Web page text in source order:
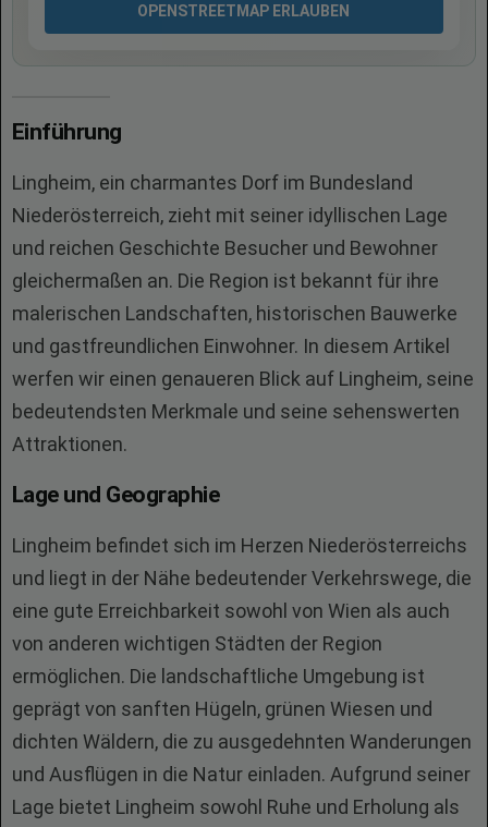
OPENSTREETMAP ERLAUBEN
Einführung
Lingheim, ein charmantes Dorf im Bundesland
Niederösterreich, zieht mit seiner idyllischen Lage
und reichen Geschichte Besucher und Bewohner
gleichermaßen an. Die Region ist bekannt für ihre
malerischen Landschaften, historischen Bauwerke
und gastfreundlichen Einwohner. In diesem Artikel
werfen wir einen genaueren Blick auf Lingheim, seine
bedeutendsten Merkmale und seine sehenswerten
Attraktionen.
Lage und Geographie
Lingheim befindet sich im Herzen Niederösterreichs
und liegt in der Nähe bedeutender Verkehrswege, die
eine gute Erreichbarkeit sowohl von Wien als auch
von anderen wichtigen Städten der Region
ermöglichen. Die landschaftliche Umgebung ist
geprägt von sanften Hügeln, grünen Wiesen und
dichten Wäldern, die zu ausgedehnten Wanderungen
und Ausflügen in die Natur einladen. Aufgrund seiner
Lage bietet Lingheim sowohl Ruhe und Erholung als